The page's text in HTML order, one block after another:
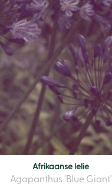
Afrikaanse lelie
Agapanthus 'Blue Giant'